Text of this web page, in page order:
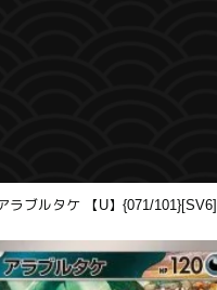
ラブルタケ 【U】{071/101}[SV6]